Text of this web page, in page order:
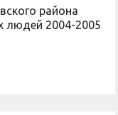
района
людей 2004-2005